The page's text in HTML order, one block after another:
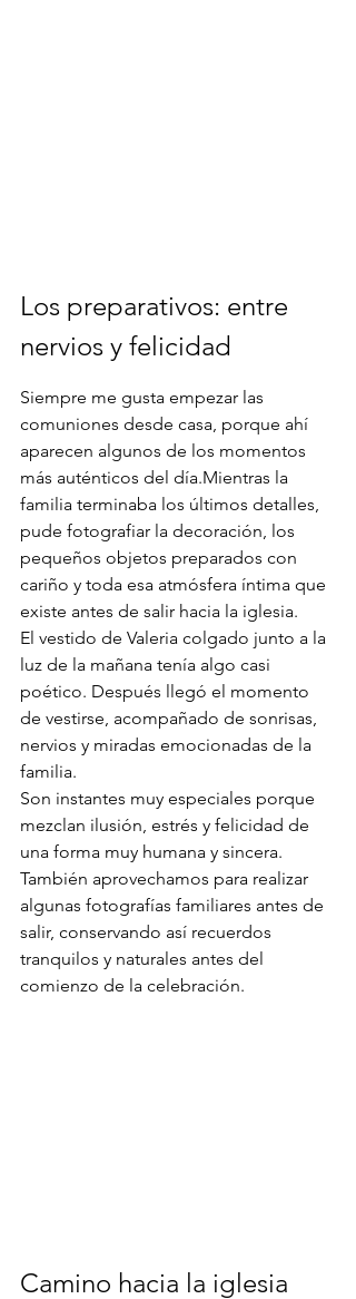
Los preparativos: entre
nervios y felicidad
Siempre me gusta empezar las
comuniones desde casa, porque ahí
aparecen algunos de los momentos
más auténticos del día.Mientras la
familia terminaba los últimos detalles,
pude fotografiar la decoración, los
pequeños objetos preparados con
cariño y toda esa atmósfera íntima que
existe antes de salir hacia la iglesia.
El vestido de Valeria colgado junto a la
luz de la mañana tenía algo casi
poético. Después llegó el momento
de vestirse, acompañado de sonrisas,
nervios y miradas emocionadas de la
familia.
Son instantes muy especiales porque
mezclan ilusión, estrés y felicidad de
una forma muy humana y sincera.
También aprovechamos para realizar
algunas fotografías familiares antes de
salir, conservando así recuerdos
tranquilos y naturales antes del
comienzo de la celebración.
Camino hacia la iglesia